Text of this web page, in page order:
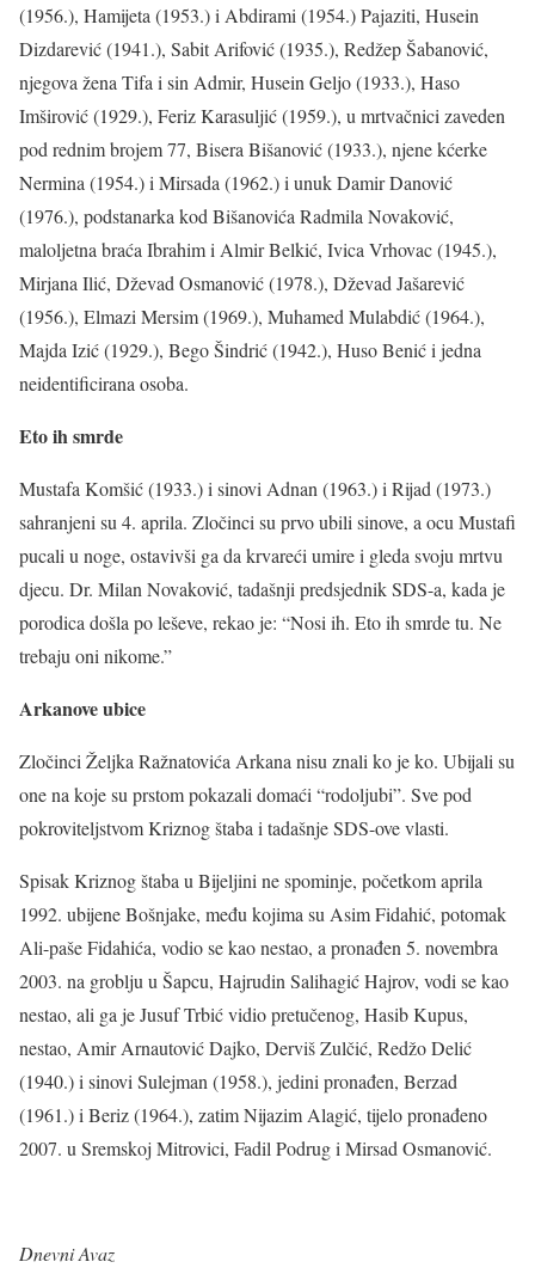
(1956.), Hamijeta (1953.) i Abdirami (1954.) Pajaziti, Husein
Dizdarević (1941.), Sabit Arifović (1935.), Redžep Šabanović,
njegova žena Tifa i sin Admir, Husein Geljo (1933.), Haso
Imširović (1929.), Feriz Karasuljić (1959.), u mrtvačnici zaveden
pod rednim brojem 77, Bisera Bišanović (1933.), njene kćerke
Nermina (1954.) i Mirsada (1962.) i unuk Damir Danović
(1976.), podstanarka kod Bišanovića Radmila Novaković,
maloljetna braća Ibrahim i Almir Belkić, Ivica Vrhovac (1945.),
Mirjana Ilić, Dževad Osmanović (1978.), Dževad Jašarević
(1956.), Elmazi Mersim (1969.), Muhamed Mulabdić (1964.),
Majda Izić (1929.), Bego Šindrić (1942.), Huso Benić i jedna
neidentificirana osoba.
Eto ih smrde
Mustafa Komšić (1933.) i sinovi Adnan (1963.) i Rijad (1973.)
sahranjeni su 4. aprila. Zločinci su prvo ubili sinove, a ocu Mustafi
pucali u noge, ostavivši ga da krvareći umire i gleda svoju mrtvu
djecu. Dr. Milan Novaković, tadašnji predsjednik SDS-a, kada je
porodica došla po leševe, rekao je: “Nosi ih. Eto ih smrde tu. Ne
trebaju oni nikome.”
Arkanove ubice
Zločinci Željka Ražnatovića Arkana nisu znali ko je ko. Ubijali su
one na koje su prstom pokazali domaći “rodoljubi”. Sve pod
pokroviteljstvom Kriznog štaba i tadašnje SDS-ove vlasti.
Spisak Kriznog štaba u Bijeljini ne spominje, početkom aprila
1992. ubijene Bošnjake, među kojima su Asim Fidahić, potomak
Ali-paše Fidahića, vodio se kao nestao, a pronađen 5. novembra
2003. na groblju u Šapcu, Hajrudin Salihagić Hajrov, vodi se kao
nestao, ali ga je Jusuf Trbić vidio pretučenog, Hasib Kupus,
nestao, Amir Arnautović Dajko, Derviš Zulčić, Redžo Delić
(1940.) i sinovi Sulejman (1958.), jedini pronađen, Berzad
(1961.) i Beriz (1964.), zatim Nijazim Alagić, tijelo pronađeno
2007. u Sremskoj Mitrovici, Fadil Podrug i Mirsad Osmanović.
Dnevni Avaz